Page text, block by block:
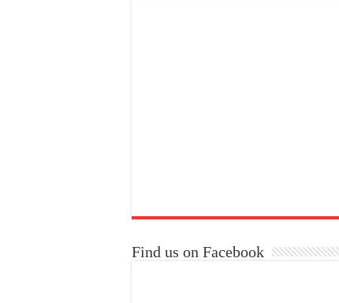
Find us on Facebook